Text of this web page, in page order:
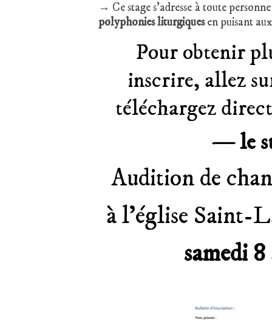
→ Ce stage s’adresse à toute
polyphonies liturgiquesen puisant
Pour obtenir
inscrire, allez
téléchargez
— le
Audition de
à l’église Saint-
samedi